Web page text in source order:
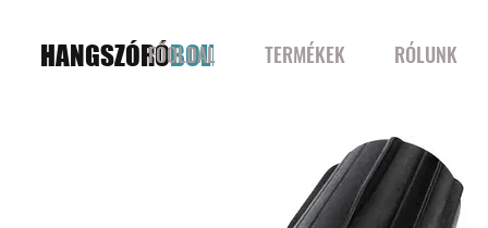
HANGSZÓRÓBOLT
FŐOLDAL TERMÉKEK RÓLUNK